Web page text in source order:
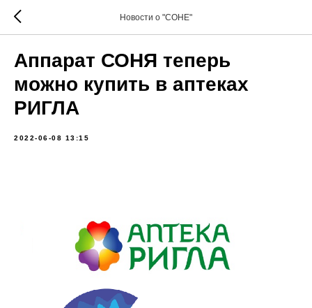
Новости о "СОНЕ"
Аппарат СОНЯ теперь
можно купить в аптеках
РИГЛА
2022-06-08 13:15